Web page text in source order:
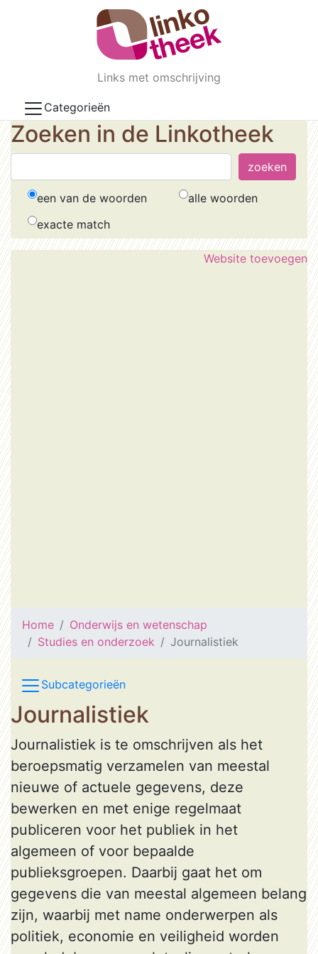
Skip to main content
Links met omschrijving
Categorieën
Zoeken in de Linkotheek
een van de woorden
alle woorden
exacte match
Website toevoegen
Home
Onderwijs en wetenschap
Studies en onderzoek
Journalistiek
Subcategorieën
Journalistiek
Journalistiek is te omschrijven als het
beroepsmatig verzamelen van meestal
nieuwe of actuele gegevens, deze
bewerken en met enige regelmaat
publiceren voor het publiek in het
algemeen of voor bepaalde
publieksgroepen. Daarbij gaat het om
gegevens die van meestal algemeen belang
zijn, waarbij met name onderwerpen als
politiek, economie en veiligheid worden